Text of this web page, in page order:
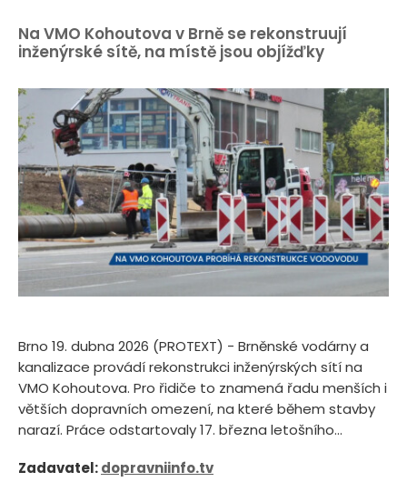
Na VMO Kohoutova v Brně se rekonstruují
inženýrské sítě, na místě jsou objížďky
Brno 19. dubna 2026 (PROTEXT) - Brněnské vodárny a
kanalizace provádí rekonstrukci inženýrských sítí na
VMO Kohoutova. Pro řidiče to znamená řadu menších i
větších dopravních omezení, na které během stavby
narazí. Práce odstartovaly 17. března letošního...
Zadavatel:dopravniinfo.tv